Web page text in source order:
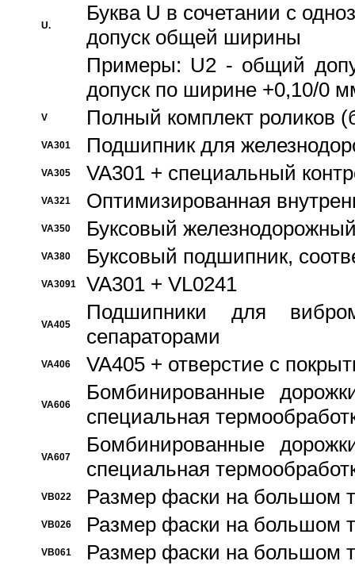
U.
Буква U в сочетании с
допуск общей ширины
Примеры: U2 - общий
допуск по ширине +0,10/0
V Полный комплект роликов
VA301 Подшипник для
VA305 VA301 + специальный
VA321 Оптимизированная
VA350 Буксовый
VA380 Буксовый подшипник,
VA3091 VA301 + VL0241
VA405
Подшипники для
сепараторами
VA406 VA405 + отверстие с
VA606
Бомбинированные
специальная
VA607
Бомбинированные
специальная
VB022 Размер фаски на большом
VB026 Размер фаски на большом
VB061 Размер фаски на большом